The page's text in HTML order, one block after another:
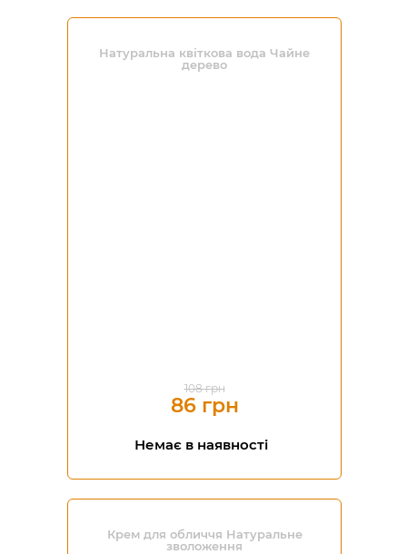
Натуральна квіткова вода Чайне
дерево
108 грн
86 грн
Немає в наявності
Крем для обличчя Натуральне
зволоження